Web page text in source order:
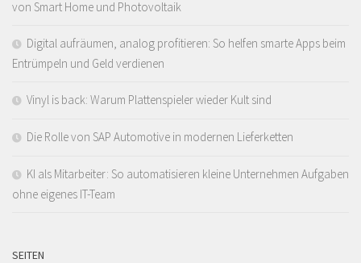
von Smart Home und Photovoltaik
Digital aufräumen, analog profitieren: So helfen smarte Apps beim
Entrümpeln und Geld verdienen
Vinyl is back: Warum Plattenspieler wieder Kult sind
Die Rolle von SAP Automotive in modernen Lieferketten
KI als Mitarbeiter: So automatisieren kleine Unternehmen Aufgaben
ohne eigenes IT-Team
SEITEN